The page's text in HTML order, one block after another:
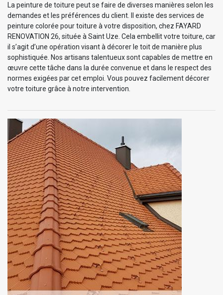
La peinture de toiture peut se faire de diverses manières selon les
demandes et les préférences du client. Il existe des services de
peinture colorée pour toiture à votre disposition, chez FAYARD
RENOVATION 26, située à Saint Uze. Cela embellit votre toiture, car
il s’agit d’une opération visant à décorer le toit de manière plus
sophistiquée. Nos artisans talentueux sont capables de mettre en
œuvre cette tâche dans la durée convenue et dans le respect des
normes exigées par cet emploi. Vous pouvez facilement décorer
votre toiture grâce à notre intervention.